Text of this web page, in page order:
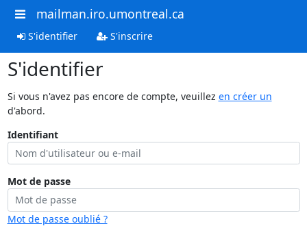
mailman.iro.umontreal.ca
S'identifier S'inscrire
S'identifier
Si vous n'avez pas encore de compte, veuillez en créer un
d'abord.
Identifiant
Mot de passe
Mot de passe oublié ?